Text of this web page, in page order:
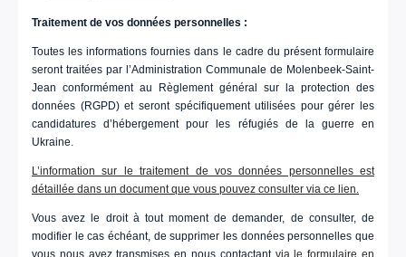
Traitement de vos données personnelles :
Toutes les informations fournies dans le cadre du présent formulaire
seront traitées par l’Administration Communale de Molenbeek-Saint-
Jean conformément au Règlement général sur la protection des
données (RGPD) et seront spécifiquement utilisées pour gérer les
candidatures d’hébergement pour les réfugiés de la guerre en
Ukraine.
L’information sur le traitement de vos données personnelles est
détaillée dans un document que vous pouvez consulter via ce lien.
Vous avez le droit à tout moment de demander, de consulter, de
modifier le cas échéant, de supprimer les données personnelles que
vous nous avez transmises en nous contactant via le formulaire en